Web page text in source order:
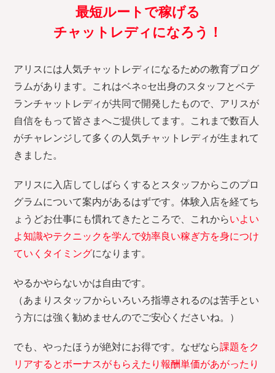
仕事内容
5.お役立ち
コンテンツ
6.よくあ
る質問
最短ルートで稼げる
チャットレディになろう！
アリスには人気チャットレディになるための教育プログ
ラムがあります。これはベネ○セ出身のスタッフとベテ
ランチャットレディが共同で開発したもので、アリスが
自信をもって皆さまへご提供してます。これまで数百人
がチャレンジして多くの人気チャットレディが生まれて
きました。
アリスに入店してしばらくするとスタッフからこのプロ
グラムについて案内があるはずです。体験入店を経てち
ょうどお仕事にも慣れてきたところで、これからいよい
よ知識やテクニックを学んで効率良い稼ぎ方を身につけ
ていくタイミングになります。
やるかやらないかは自由です。
（あまりスタッフからいろいろ指導されるのは苦手とい
う方には強く勧めませんのでご安心くださいね。）
でも、やったほうが絶対にお得です。なぜなら課題をク
リアするとボーナスがもらえたり報酬単価があがったり